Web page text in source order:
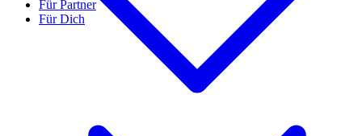
Für Partner
Für Dich